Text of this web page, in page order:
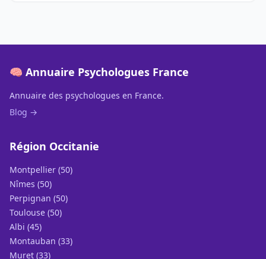
🧠 Annuaire Psychologues France
Annuaire des psychologues en France.
Blog →
Région Occitanie
Montpellier (50)
Nîmes (50)
Perpignan (50)
Toulouse (50)
Albi (45)
Montauban (33)
Muret (33)